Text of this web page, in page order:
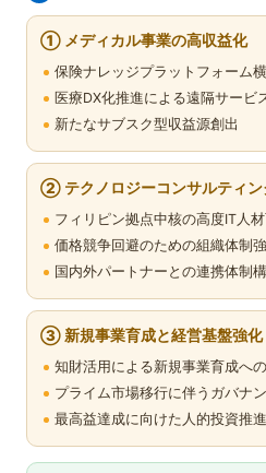
① メディカル事業の高収益化
保険ナレッジプラットフォーム
医療DX化推進による遠隔サービ
新たなサブスク型収益源創出
② テクノロジーコンサルティン
フィリピン拠点中核の高度IT人
価格競争回避のための組織体制
国内外パートナーとの連携体制
③ 新規事業育成と経営基盤強化
知財活用による新規事業育成へ
プライム市場移行に伴うガバナ
最高益達成に向けた人的投資推進